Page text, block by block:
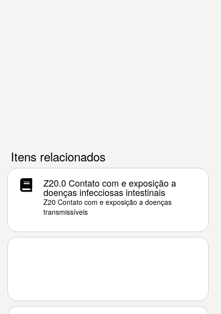
Itens relacionados
Z20.0 Contato com e exposição a
doenças infecciosas intestinais
Z20 Contato com e exposição a doenças
transmissíveis